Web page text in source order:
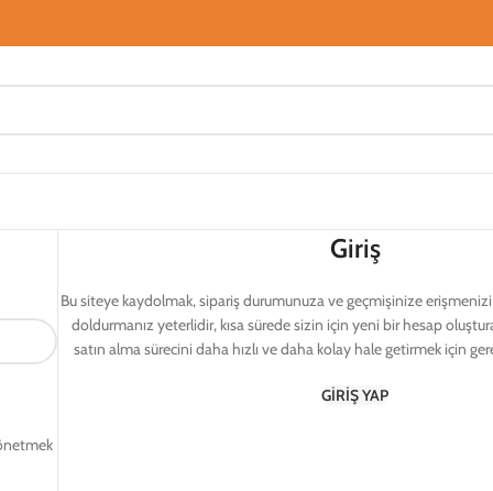
Giriş
Bu siteye kaydolmak, sipariş durumunuza ve geçmişinize erişmenizi
doldurmanız yeterlidir, kısa sürede sizin için yeni bir hesap
satın alma sürecini daha hızlı ve daha kolay hale getirmek için
GIRIŞ YAP